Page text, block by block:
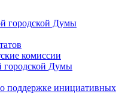
городской Думы
комиссии
городской Думы
поддержке инициативных